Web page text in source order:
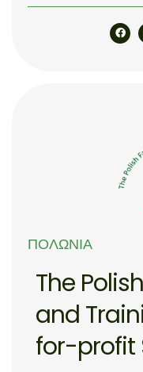
ΠΟΛΩΝΊΑ
The
and
for-profit